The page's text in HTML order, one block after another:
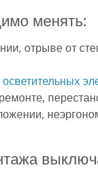
менять:
отрыве от
осветительных